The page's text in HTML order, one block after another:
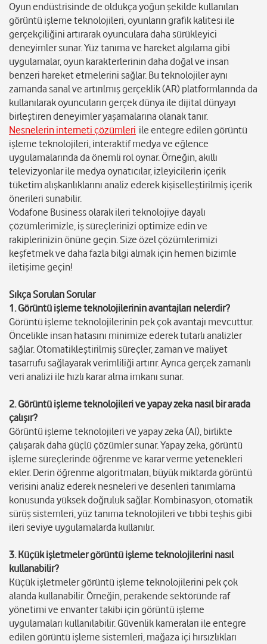
Oyun endüstrisinde de oldukça yoğun şekilde kullanılan
görüntü işleme teknolojileri, oyunların grafik kalitesi ile
gerçekçiliğini artırarak oyunculara daha sürükleyici
deneyimler sunar. Yüz tanıma ve hareket algılama gibi
uygulamalar, oyun karakterlerinin daha doğal ve insan
benzeri hareket etmelerini sağlar. Bu teknolojiler aynı
zamanda sanal ve artırılmış gerçeklik (AR) platformlarında da
kullanılarak oyuncuların gerçek dünya ile dijital dünyayı
birleştiren deneyimler yaşamalarına olanak tanır.
Nesnelerin interneti çözümleri ile entegre edilen görüntü
işleme teknolojileri, interaktif medya ve eğlence
uygulamalarında da önemli rol oynar. Örneğin, akıllı
televizyonlar ile medya oynatıcılar, izleyicilerin içerik
tüketim alışkanlıklarını analiz ederek kişiselleştirilmiş içerik
önerileri sunabilir.
Vodafone Business olarak ileri teknolojiye dayalı
çözümlerimizle, iş süreçlerinizi optimize edin ve
rakiplerinizin önüne geçin. Size özel çözümlerimizi
keşfetmek ve daha fazla bilgi almak için hemen bizimle
iletişime geçin!
Sıkça Sorulan Sorular
1. Görüntü işleme teknolojilerinin avantajları nelerdir?
Görüntü işleme teknolojilerinin pek çok avantajı mevcuttur.
Öncelikle insan hatasını minimize ederek tutarlı analizler
sağlar. Otomatikleştirilmiş süreçler, zaman ve maliyet
tasarrufu sağlayarak verimliliği artırır. Ayrıca gerçek zamanlı
veri analizi ile hızlı karar alma imkanı sunar.
2. Görüntü işleme teknolojileri ve yapay zeka nasıl bir arada
çalışır?
Görüntü işleme teknolojileri ve yapay zeka (AI), birlikte
çalışarak daha güçlü çözümler sunar. Yapay zeka, görüntü
işleme süreçlerinde öğrenme ve karar verme yetenekleri
ekler. Derin öğrenme algoritmaları, büyük miktarda görüntü
verisini analiz ederek nesneleri ve desenleri tanımlama
konusunda yüksek doğruluk sağlar. Kombinasyon, otomatik
sürüş sistemleri, yüz tanıma teknolojileri ve tıbbi teşhis gibi
ileri seviye uygulamalarda kullanılır.
3. Küçük işletmeler görüntü işleme teknolojilerini nasıl
kullanabilir?
Küçük işletmeler görüntü işleme teknolojilerini pek çok
alanda kullanabilir. Örneğin, perakende sektöründe raf
yönetimi ve envanter takibi için görüntü işleme
uygulamaları kullanılabilir. Güvenlik kameraları ile entegre
edilen görüntü işleme sistemleri, mağaza içi hırsızlıkları